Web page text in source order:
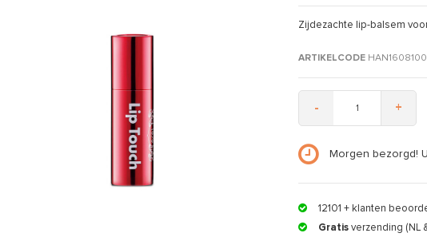
Zijdezachte lip-balsem
ARTIKELCODE HAN1608100
- +
Morgen bezorgd!
12101 + klanten
Gratis verzending (NL